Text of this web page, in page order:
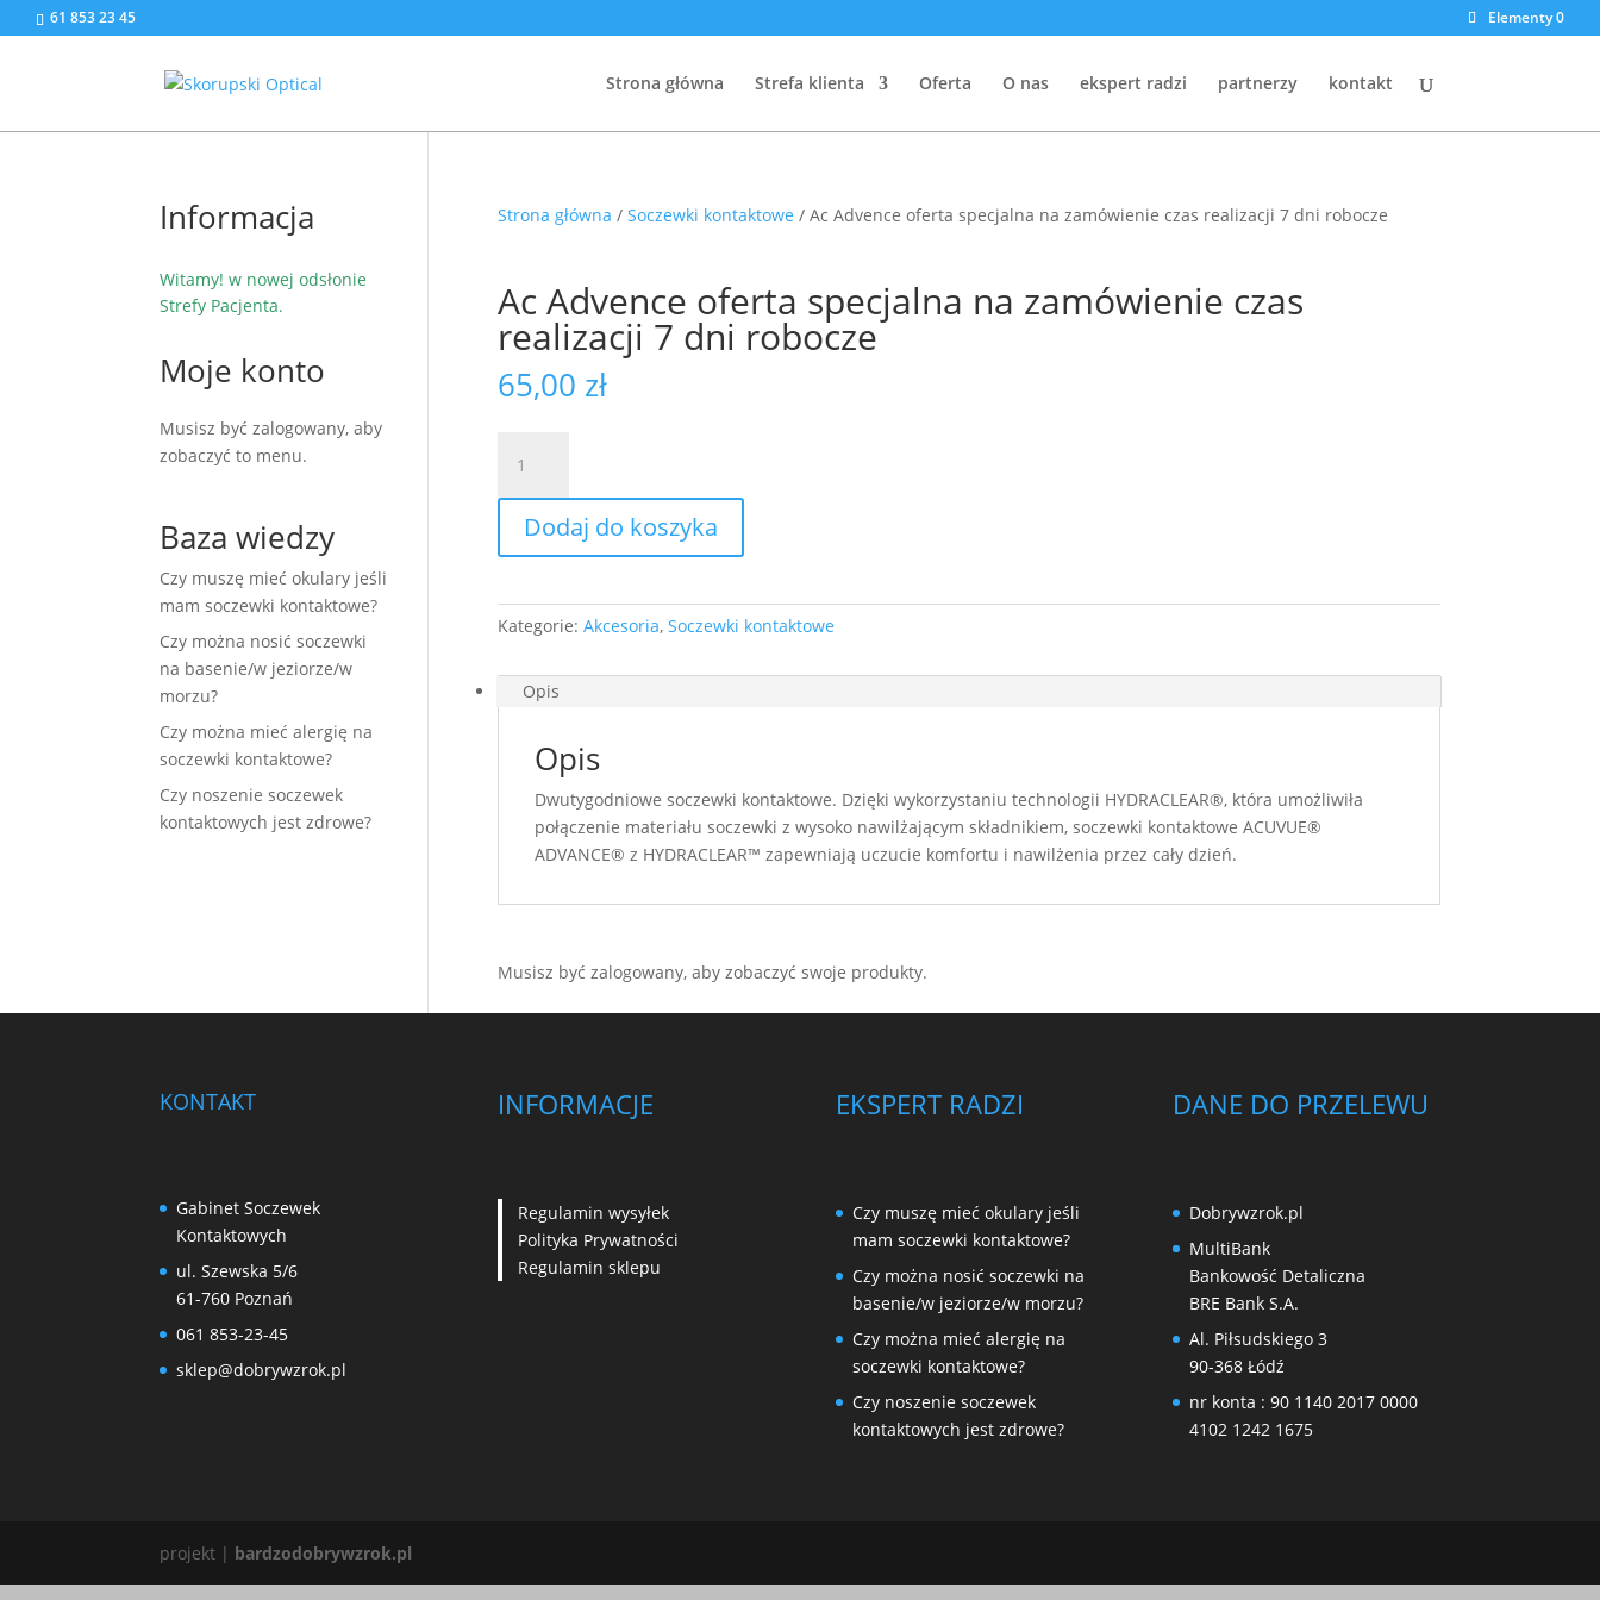
61 853 23 45 Elementy 0
Strona główna Strefa klienta Oferta O nas ekspert radzi partnerzy kontakt
Strona główna / Soczewki kontaktowe / Ac Advence oferta specjalna na zamówienie czas realizacji 7 dni robocze
Ac Advence oferta specjalna na zamówienie czas
realizacji 7 dni robocze
65,00 zł
Advence
oferta
specjalna
zamówienie
czas
robocze
Dodaj do koszyka
Kategorie: Akcesoria, Soczewki kontaktowe
Opis
Opis
Dwutygodniowe soczewki kontaktowe. Dzięki wykorzystaniu technologii HYDRACLEAR®, która umożliwiła
połączenie materiału soczewki z wysoko nawilżającym składnikiem, soczewki kontaktowe ACUVUE®
ADVANCE® z HYDRACLEAR™ zapewniają uczucie komfortu i nawilżenia przez cały dzień.
Musisz być zalogowany, aby zobaczyć swoje produkty.
Informacja
Witamy! w nowej odsłonie
Strefy Pacjenta.
Moje konto
Musisz być zalogowany, aby
zobaczyć to menu.
Baza wiedzy
Czy muszę mieć okulary jeśli
mam soczewki kontaktowe?
Czy można nosić soczewki
na basenie/w jeziorze/w
morzu?
Czy można mieć alergię na
soczewki kontaktowe?
Czy noszenie soczewek
kontaktowych jest zdrowe?
KONTAKT
Gabinet Soczewek
Kontaktowych
ul. Szewska 5/6
61-760 Poznań
061 853-23-45
sklep@dobrywzrok.pl
INFORMACJE
Regulamin wysyłek
Polityka Prywatności
Regulamin sklepu
EKSPERT RADZI
Czy muszę mieć okulary jeśli
mam soczewki kontaktowe?
Czy można nosić soczewki na
basenie/w jeziorze/w morzu?
Czy można mieć alergię na
soczewki kontaktowe?
Czy noszenie soczewek
kontaktowych jest zdrowe?
DANE DO PRZELEWU
Dobrywzrok.pl
MultiBank
Bankowość Detaliczna
BRE Bank S.A.
Al. Piłsudskiego 3
90-368 Łódź
nr konta : 90 1140 2017 0000
4102 1242 1675
projekt | bardzodobrywzrok.pl